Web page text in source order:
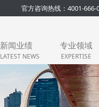
官方咨询热线：4001-666-
新闻业绩
LATEST NEWS
专业领域
EXPERTISE